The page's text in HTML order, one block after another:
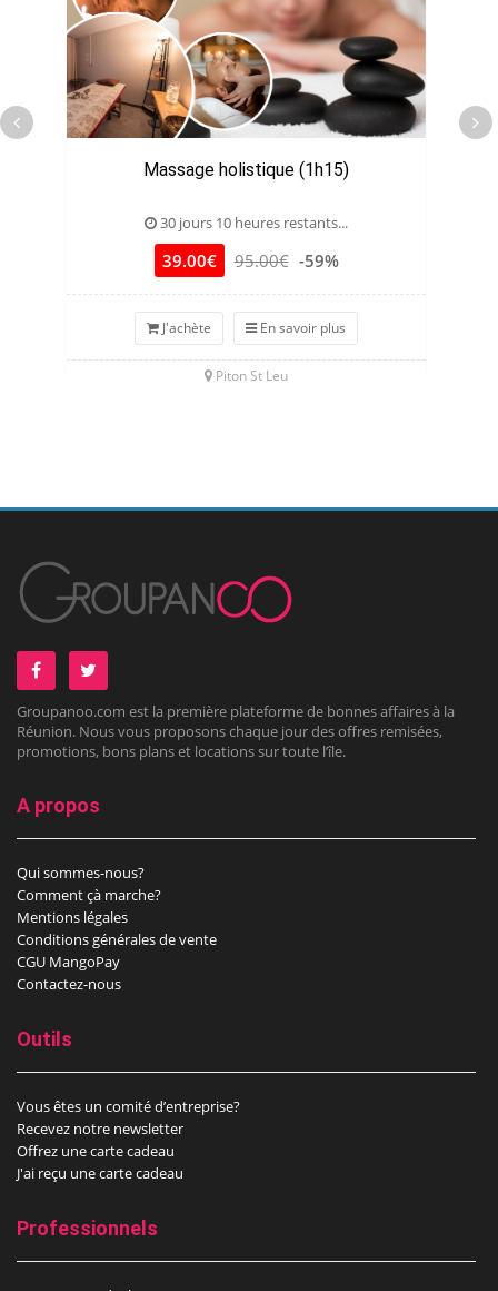
Massage holistique (1h15)
30 jours 10 heures restants...
39.00€ 95.00€ -59%
J'achète En savoir plus
Piton St Leu
Groupanoo.com est la première plateforme de bonnes affaires à la
Réunion. Nous vous proposons chaque jour des offres remisées,
promotions, bons plans et locations sur toute l’île.
A propos
Qui sommes-nous?
Comment çà marche?
Mentions légales
Conditions générales de vente
CGU MangoPay
Contactez-nous
Outils
Vous êtes un comité d’entreprise?
Recevez notre newsletter
Offrez une carte cadeau
J'ai reçu une carte cadeau
Professionnels